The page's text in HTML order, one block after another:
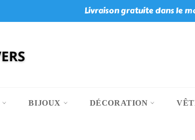
Livraison gratuite dans le
BIJOUX DÉCORATION